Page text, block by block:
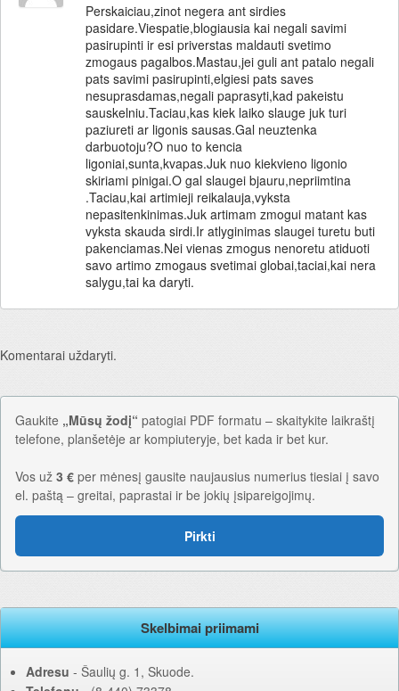
Perskaiciau,zinot negera ant sirdies
pasidare.Viespatie,blogiausia kai negali savimi
pasirupinti ir esi priverstas maldauti svetimo
zmogaus pagalbos.Mastau,jei guli ant patalo negali
pats savimi pasirupinti,elgiesi pats saves
nesuprasdamas,negali paprasyti,kad pakeistu
sauskelniu.Taciau,kas kiek laiko slauge juk turi
paziureti ar ligonis sausas.Gal neuztenka
darbuotoju?O nuo to kencia
ligoniai,sunta,kvapas.Juk nuo kiekvieno ligonio
skiriami pinigai.O gal slaugei bjauru,nepriimtina
.Taciau,kai artimieji reikalauja,vyksta
nepasitenkinimas.Juk artimam zmogui matant kas
vyksta skauda sirdi.Ir atlyginimas slaugei turetu buti
pakenciamas.Nei vienas zmogus nenoretu atiduoti
savo artimo zmogaus svetimai globai,taciai,kai nera
salygu,tai ka daryti.
Komentarai uždaryti.
Gaukite „Mūsų žodį“ patogiai PDF formatu – skaitykite laikraštį
telefone, planšetėje ar kompiuteryje, bet kada ir bet kur.
Vos už 3 € per mėnesį gausite naujausius numerius tiesiai į savo
el. paštą – greitai, paprastai ir be jokių įsipareigojimų.
Pirkti
Skelbimai priimami
Adresu ‐ Šaulių g. 1, Skuode.